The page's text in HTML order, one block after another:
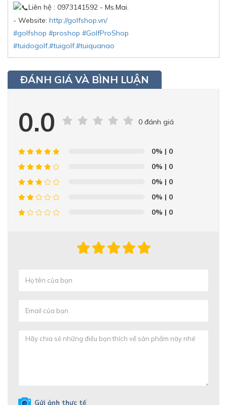
Liên hệ : 0973141592 - Ms.Mai.
- Website: http://golfshop.vn/
#golfshop #proshop #GolfProShop
#tuidogolf.#tuigolf.#tuiquanao
ĐÁNH GIÁ VÀ BÌNH LUẬN
0.0 0 đánh giá
0% | 0
0% | 0
0% | 0
0% | 0
0% | 0
Gửi ảnh thực tế